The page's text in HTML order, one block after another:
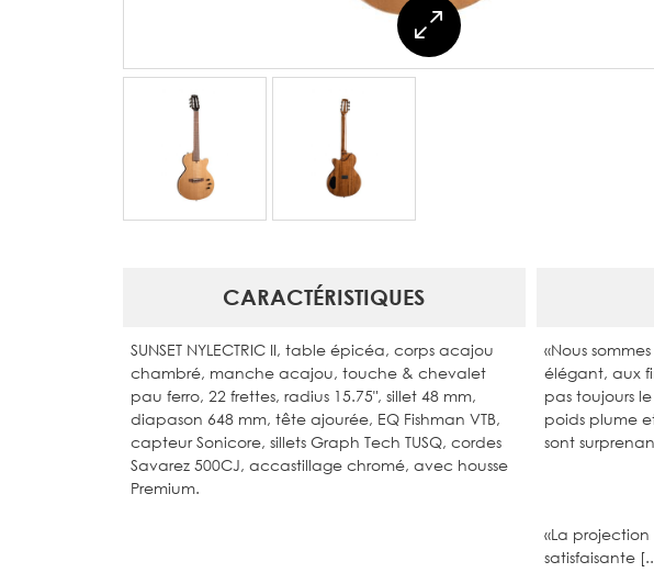
CARACTÉRISTIQUES
SUNSET NYLECTRIC II, table épicéa, corps acajou
chambré, manche acajou, touche & chevalet
pau ferro, 22 frettes, radius 15.75", sillet 48 mm,
diapason 648 mm, tête ajourée, EQ Fishman VTB,
capteur Sonicore, sillets Graph Tech TUSQ, cordes
Savarez 500CJ, accastillage chromé, avec housse
Premium.
«Nous
élégant, aux
pas toujours
poids plume
sont
«La
satisfaisante